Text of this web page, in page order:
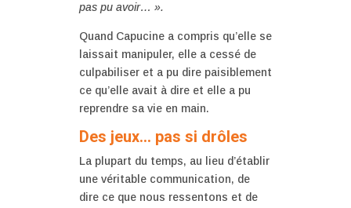
pas pu avoir… ».
Quand Capucine a compris qu’elle se
laissait manipuler, elle a cessé de
culpabiliser et a pu dire paisiblement
ce qu’elle avait à dire et elle a pu
reprendre sa vie en main.
Des jeux… pas si drôles
La plupart du temps, au lieu d’établir
une véritable communication, de
dire ce que nous ressentons et de